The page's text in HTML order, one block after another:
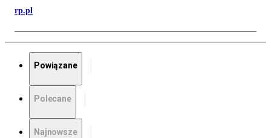
rp.pl
Powiązane
Polecane
Najnowsze